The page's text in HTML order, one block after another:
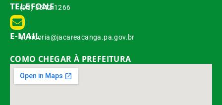
TELEFONE
(93) 3542-1266
E-MAIL
ouvidoria@jacareacanga.pa.gov.br
COMO CHEGAR À PREFEITURA